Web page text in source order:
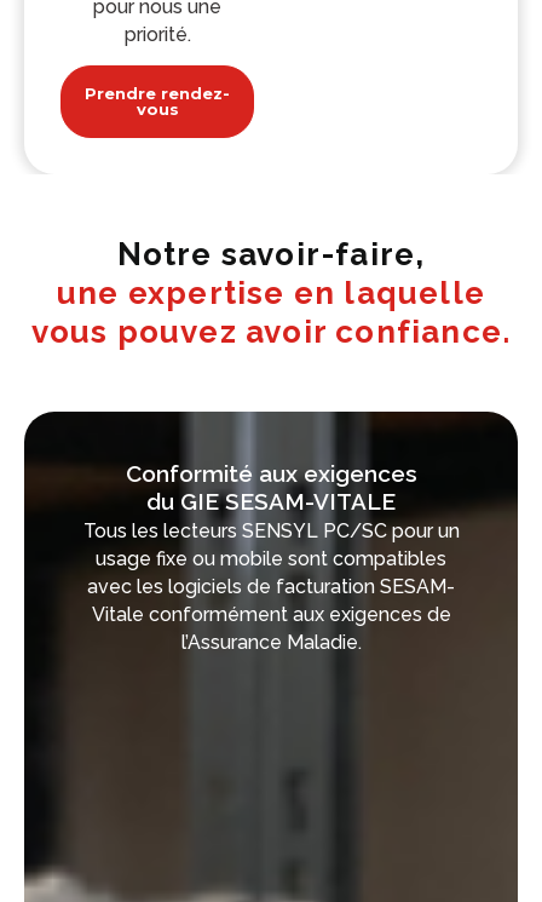
pour nous une
priorité.
Prendre rendez-
vous
Notre savoir-faire,
une expertise en laquelle
vous pouvez avoir confiance.
Conformité aux exigences
du GIE SESAM-VITALE
Tous les lecteurs SENSYL PC/SC pour un
usage fixe ou mobile sont compatibles
avec les logiciels de facturation SESAM-
Vitale conformément aux exigences de
l’Assurance Maladie.